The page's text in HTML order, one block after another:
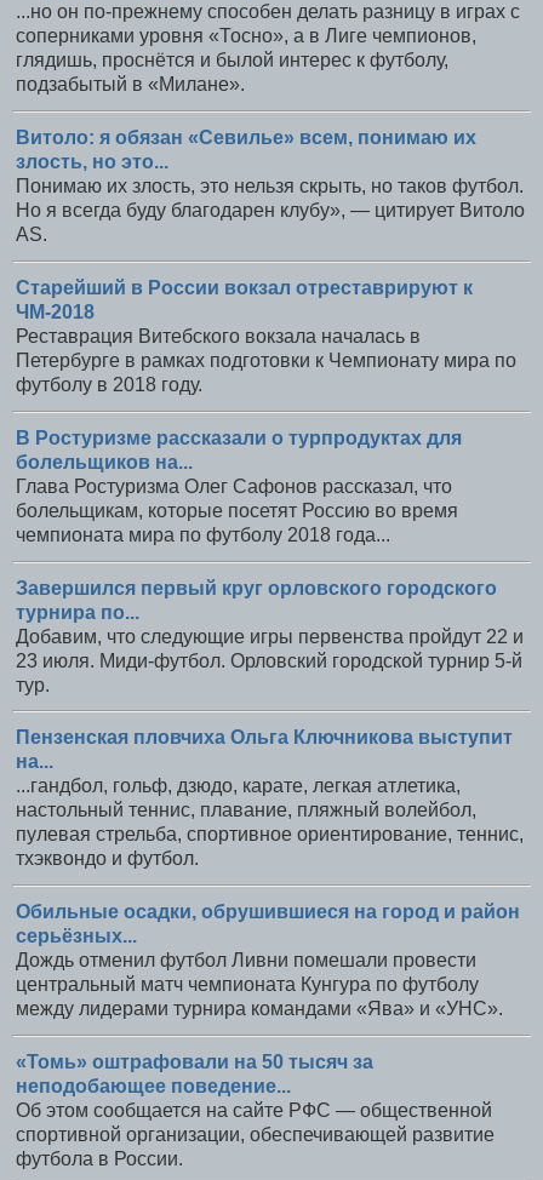
...но он по-прежнему способен делать разницу в играх с
соперниками уровня «Тосно», а в Лиге чемпионов,
глядишь, проснётся и былой интерес к футболу,
подзабытый в «Милане».
Витоло: я обязан «Севилье» всем, понимаю их
злость, но это...
Понимаю их злость, это нельзя скрыть, но таков футбол.
Но я всегда буду благодарен клубу», — цитирует Витоло
AS.
Старейший в России вокзал отреставрируют к
ЧМ-2018
Реставрация Витебского вокзала началась в
Петербурге в рамках подготовки к Чемпионату мира по
футболу в 2018 году.
В Ростуризме рассказали о турпродуктах для
болельщиков на...
Глава Ростуризма Олег Сафонов рассказал, что
болельщикам, которые посетят Россию во время
чемпионата мира по футболу 2018 года...
Завершился первый круг орловского городского
турнира по...
Добавим, что следующие игры первенства пройдут 22 и
23 июля. Миди-футбол. Орловский городской турнир 5-й
тур.
Пензенская пловчиха Ольга Ключникова выступит
на...
...гандбол, гольф, дзюдо, карате, легкая атлетика,
настольный теннис, плавание, пляжный волейбол,
пулевая стрельба, спортивное ориентирование, теннис,
тхэквондо и футбол.
Обильные осадки, обрушившиеся на город и район
серьёзных...
Дождь отменил футбол Ливни помешали провести
центральный матч чемпионата Кунгура по футболу
между лидерами турнира командами «Ява» и «УНС».
«Томь» оштрафовали на 50 тысяч за
неподобающее поведение...
Об этом сообщается на сайте РФС — общественной
спортивной организации, обеспечивающей развитие
футбола в России.